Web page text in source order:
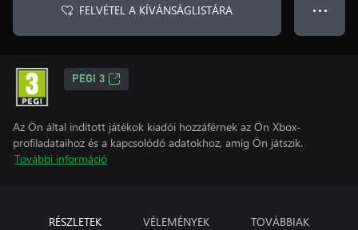
FELVÉTEL A KÍVÁNSÁGLISTÁRA ● ● ●
PEGI 3
Az Ön által indított játékok kiadói hozzáférnek az Ön Xbox-
profiladataihoz és a kapcsolódó adatokhoz, amíg Ön játszik.
További információ
RÉSZLETEK VÉLEMÉNYEK TOVÁBBIAK